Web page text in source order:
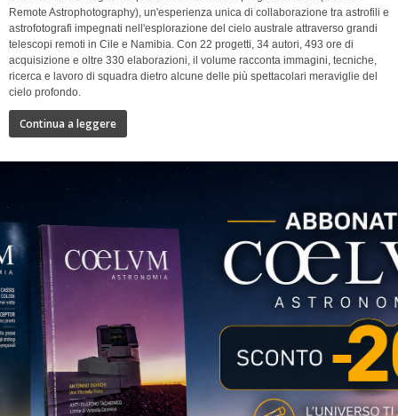
Remote Astrophotography), un'esperienza unica di collaborazione tra astrofili e
astrofotografi impegnati nell'esplorazione del cielo australe attraverso grandi
telescopi remoti in Cile e Namibia. Con 22 progetti, 34 autori, 493 ore di
acquisizione e oltre 330 elaborazioni, il volume racconta immagini, tecniche,
ricerca e lavoro di squadra dietro alcune delle più spettacolari meraviglie del
cielo profondo.
Continua a leggere